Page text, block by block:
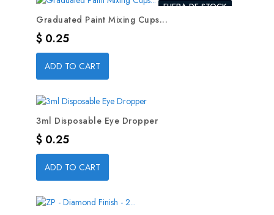
FUERA DE STOCK
Graduated Paint Mixing Cups...
Precio
$ 0.25
ADD TO CART
3ml Disposable Eye Dropper
Precio
$ 0.25
ADD TO CART